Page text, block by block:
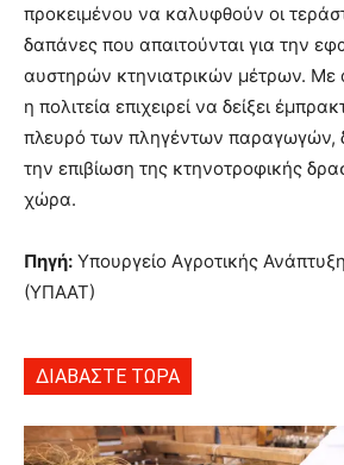
προκειμένου να καλυφθούν οι
δαπάνες που απαιτούνται για την
αυστηρών κτηνιατρικών μέτρων. Με
η πολιτεία επιχειρεί να δείξει
πλευρό των πληγέντων παραγωγών,
την επιβίωση της κτηνοτροφικής
χώρα.
Πηγή: Υπουργείο Αγροτικής
(ΥΠΑΑΤ)
ΔΙΑΒΑΣΤΕ ΤΩΡΑ